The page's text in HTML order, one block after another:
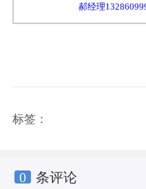
郝经理
标签：
0 条评论